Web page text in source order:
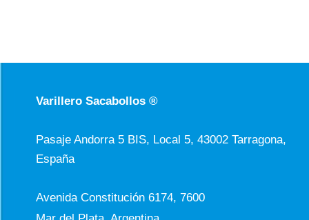
Varillero Sacabollos ®
Pasaje Andorra 5 BIS, Local 5, 43002 Tarragona,
España
Avenida Constitución 6174, 7600